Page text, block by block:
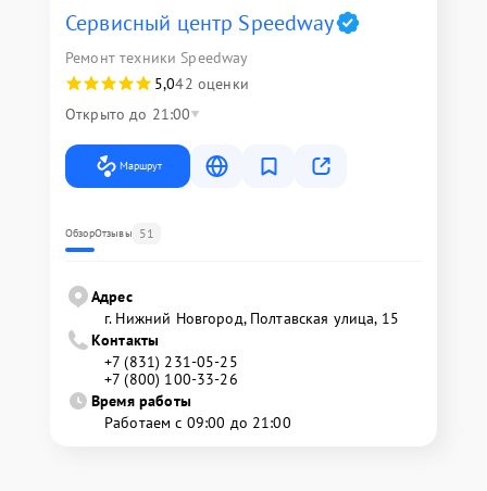
Сервисный центр Speedway
Ремонт техники Speedway
5,042 оценки
Открыто до 21:00
Маршрут
ОбзорОтзывы 51
Адрес
г. Нижний Новгород, Полтавская улица, 15
Контакты
+7 (831) 231-05-25
+7 (800) 100-33-26
Время работы
Работаем с 09:00 до 21:00